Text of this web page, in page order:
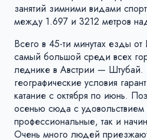
занятий зимними видами
между 1.697 и 3212 метров
Всего в 45-ти минутах езды от
самый большой среди всех
леднике в Австрии — Штубай.
географические условия
катание с октября по июнь.
осенью сюда с удовольствием
профессиональные, так и
Очень много людей